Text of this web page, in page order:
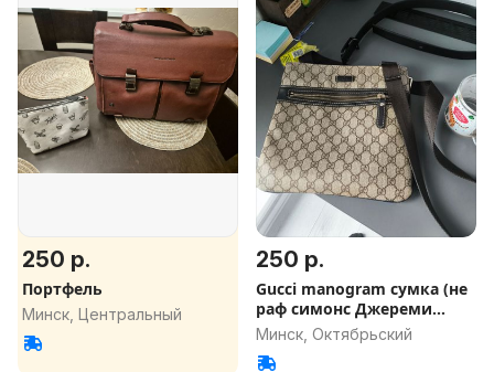
250 р.
Портфель
Минск, Центральный
250 р.
Gucci manogram сумка (не
раф симонс Джереми
стон)
Минск, Октябрьский